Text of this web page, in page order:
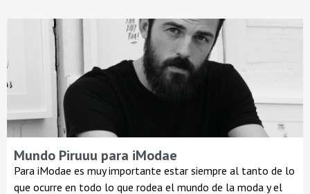
Mundo Piruuu para iModae
Para iModae es muy importante estar siempre al tanto de lo
que ocurre en todo lo que rodea el mundo de la moda y el